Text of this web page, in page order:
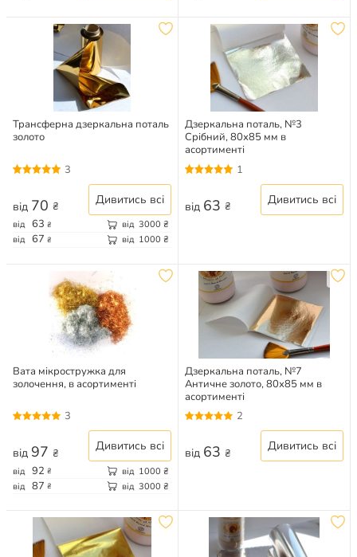
Трансферна дзеркальна поталь
золото
3
від 70 ₴ Дивитись всі
від 63 ₴ від 3000 ₴
від 67 ₴ від 1000 ₴
Дзеркальна поталь, №3
Срібний, 80х85 мм в
асортименті
1
від 63 ₴ Дивитись всі
Вата мікростружка для
золочення, в асортименті
3
від 97 ₴ Дивитись всі
від 92 ₴ від 1000 ₴
від 87 ₴ від 3000 ₴
Дзеркальна поталь, №7
Античне золото, 80х85 мм в
асортименті
2
від 63 ₴ Дивитись всі